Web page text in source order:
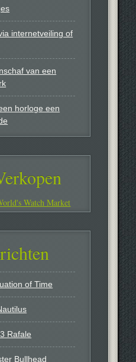
internetveiling of
van een
horloge een
of Time
Rafale
Bullhead